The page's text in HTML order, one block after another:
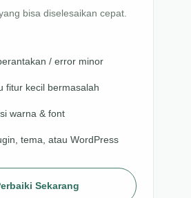
bisa diselesaikan cepat.
/ error minor
fitur kecil bermasalah
warna & font
tema, atau WordPress
Sekarang